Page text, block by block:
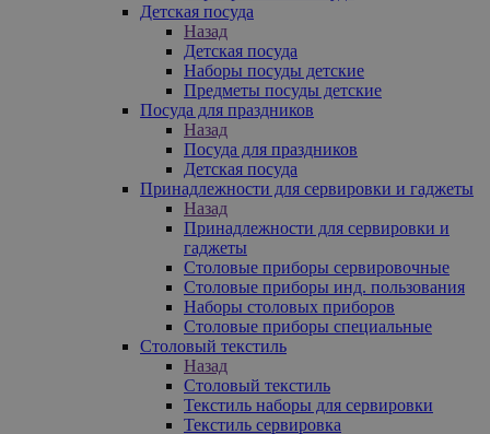
Детская посуда
Назад
Детская посуда
Наборы посуды детские
Предметы посуды детские
Посуда для праздников
Назад
Посуда для праздников
Детская посуда
Принадлежности для сервировки и гаджеты
Назад
Принадлежности для сервировки и
гаджеты
Столовые приборы сервировочные
Столовые приборы инд. пользования
Наборы столовых приборов
Столовые приборы специальные
Столовый текстиль
Назад
Столовый текстиль
Текстиль наборы для сервировки
Текстиль сервировка